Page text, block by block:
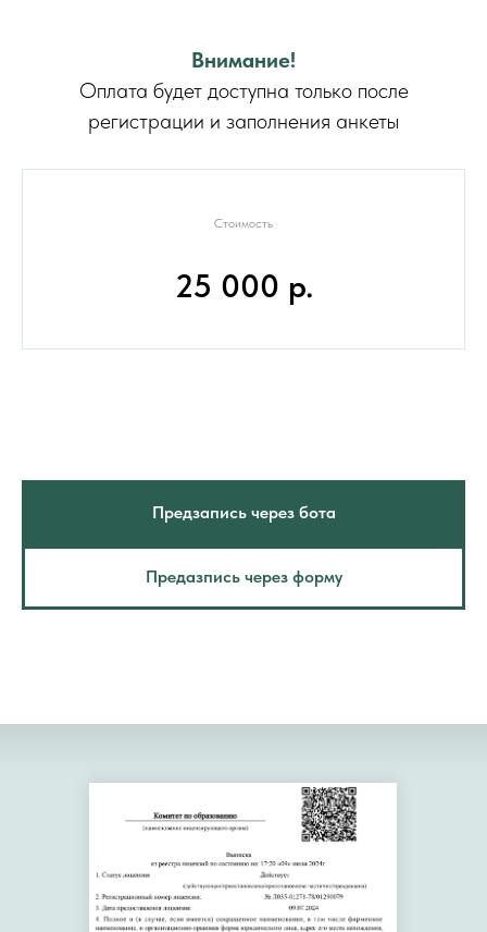
Внимание!
Оплата будет доступна только после
регистрации и заполнения анкеты
Стоимость
25 000 р.
Предзапись через бота
Предазпись через форму